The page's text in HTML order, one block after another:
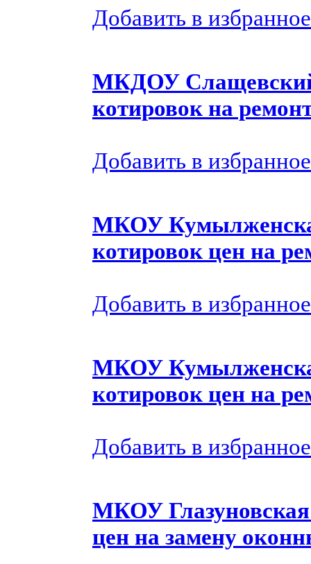
Добавить в избранное
МКДОУ Слащевский
котировок на
Добавить в избранное
МКОУ
котировок цен на
Добавить в избранное
МКОУ
котировок цен на
Добавить в избранное
МКОУ
цен на замену